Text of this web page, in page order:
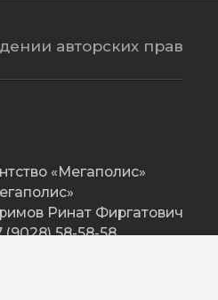
авторских прав
«Мегаполис»
Ринат Фиргатович
58-58-58